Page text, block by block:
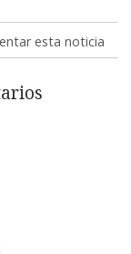
esta noticia